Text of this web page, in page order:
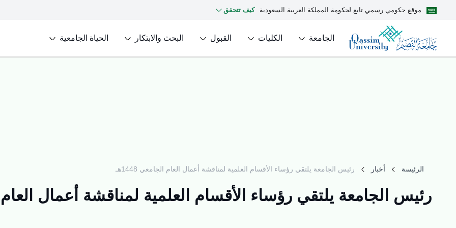
موقع حكومي رسمي تابع لحكومة المملكة العربية السعودية كيف تتحقق
الجامعة الكليات القبول البحث والابتكار الحياة الجامعية
الرئيسة أخبار رئيس الجامعة يلتقي رؤساء الأقسام العلمية لمناقشة أعمال العام الجامعي 1448هـ
رئيس الجامعة يلتقي رؤساء الأقسام العلمية لمناقشة أعمال العام